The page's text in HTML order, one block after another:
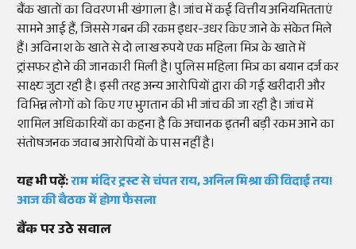
बैंक खातों का विवरण भी खंगाला है। जांच में कई वित्तीय अनियमितताएं
सामने आई हैं, जिससे गबन की रकम इधर-उधर किए जाने के संकेत मिले
हैं। अविनाश के खाते से दो लाख रुपये एक महिला मित्र के खाते में
ट्रांसफर होने की जानकारी मिली है। पुलिस महिला मित्र का बयान दर्ज कर
साक्ष्य जुटा रही है। इसी तरह अन्य आरोपियों द्वारा की गई खरीदारी और
विभिन्न लोगों को किए गए भुगतान की भी जांच की जा रही है। जांच में
शामिल अधिकारियों का कहना है कि अचानक इतनी बड़ी रकम आने का
संतोषजनक जवाब आरोपियों के पास नहीं है।
यह भी पढ़ें:राम मंदिर ट्रस्ट से चंपत राय, अनिल मिश्रा की विदाई तय!
आज की बैठक में होगा फैसला
बैंक पर उठे सवाल